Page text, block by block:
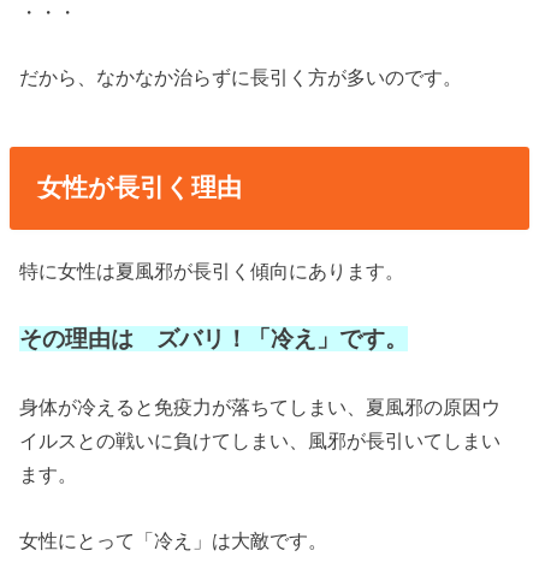
・・・
だから、なかなか治らずに長引く方が多いのです。
女性が長引く理由
特に女性は夏風邪が長引く傾向にあります。
その理由は ズバリ！「冷え」です。
身体が冷えると免疫力が落ちてしまい、夏風邪の原因ウ
イルスとの戦いに負けてしまい、風邪が長引いてしまい
ます。
女性にとって「冷え」は大敵です。